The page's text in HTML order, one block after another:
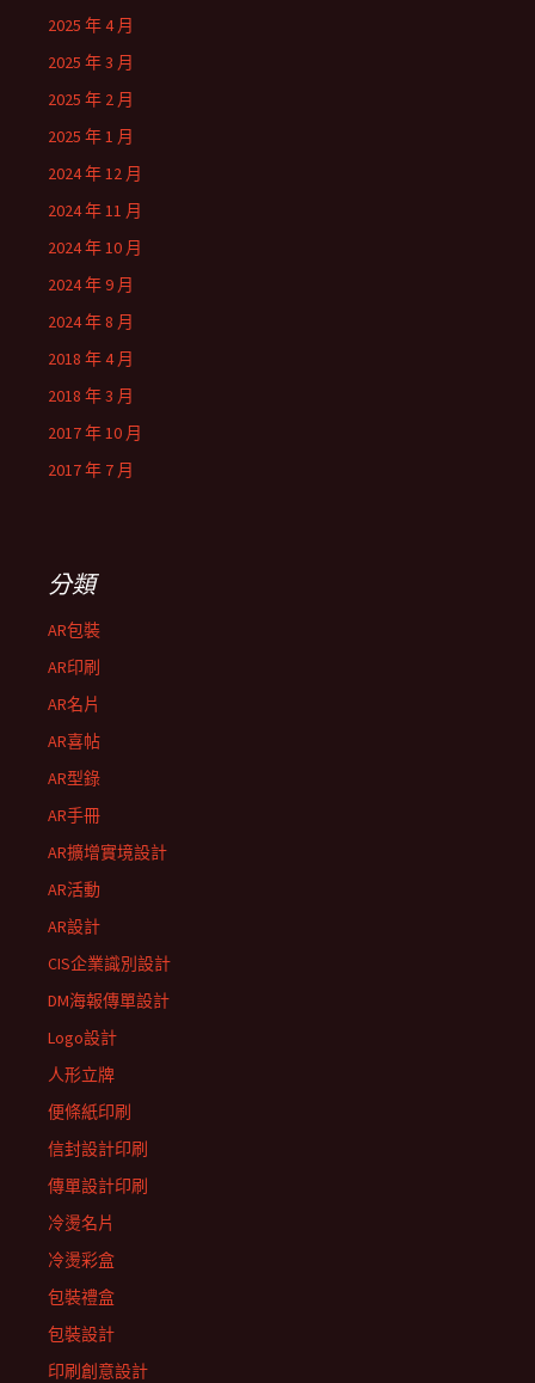
2025 年 4 月
2025 年 3 月
2025 年 2 月
2025 年 1 月
2024 年 12 月
2024 年 11 月
2024 年 10 月
2024 年 9 月
2024 年 8 月
2018 年 4 月
2018 年 3 月
2017 年 10 月
2017 年 7 月
分類
AR包裝
AR印刷
AR名片
AR喜帖
AR型錄
AR手冊
AR擴增實境設計
AR活動
AR設計
CIS企業識別設計
DM海報傳單設計
Logo設計
人形立牌
便條紙印刷
信封設計印刷
傳單設計印刷
冷燙名片
冷燙彩盒
包裝禮盒
包裝設計
印刷創意設計